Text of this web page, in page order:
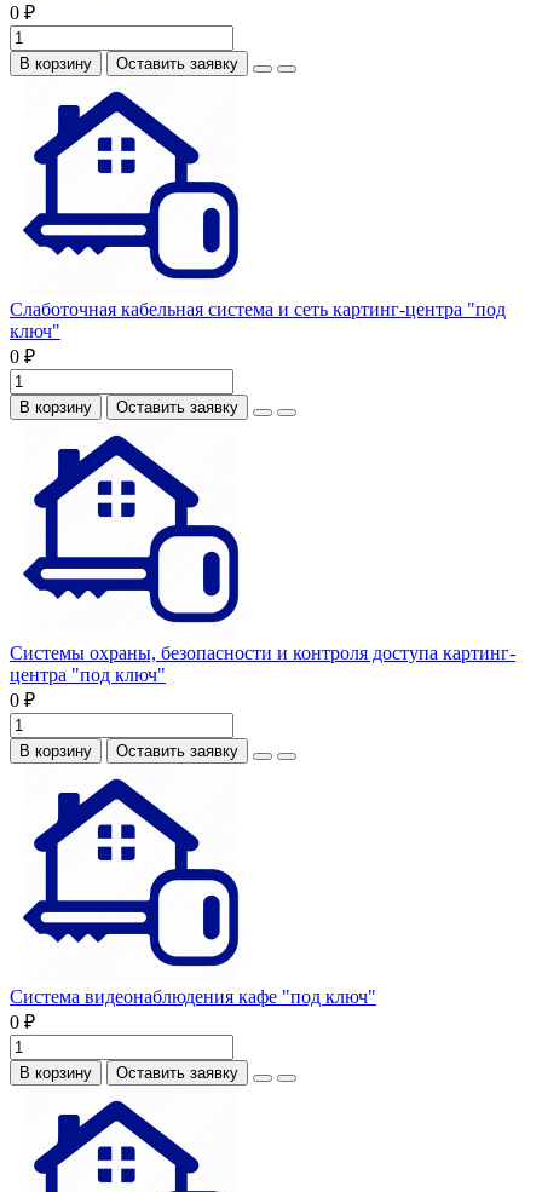
0 ₽
В корзину Оставить заявку
Слаботочная кабельная система и сеть картинг-центра "под
ключ"
0 ₽
В корзину Оставить заявку
Системы охраны, безопасности и контроля доступа картинг-
центра "под ключ"
0 ₽
В корзину Оставить заявку
Система видеонаблюдения кафе "под ключ"
0 ₽
В корзину Оставить заявку